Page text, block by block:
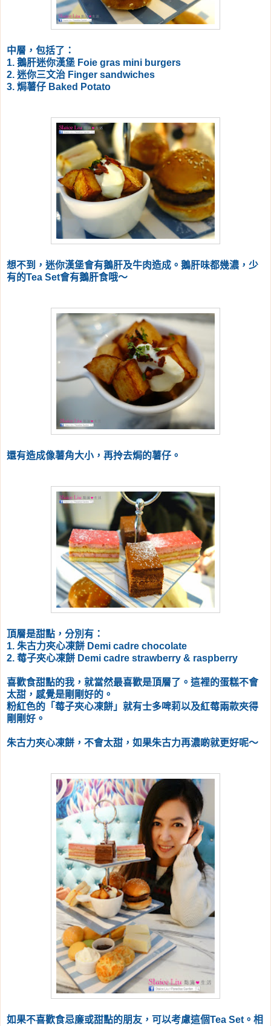
中層，包括了：
1. 鵝肝迷你漢堡 Foie gras mini burgers
2. 迷你三文治 Finger sandwiches
3. 焗薯仔 Baked Potato
想不到，迷你漢堡會有鵝肝及牛肉造成。鵝肝味都幾濃，少
有的Tea Set會有鵝肝食哦～
還有造成像薯角大小，再拎去焗的薯仔。
頂層是甜點，分別有：
1. 朱古力夾心凍餅 Demi cadre chocolate
2. 莓子夾心凍餅 Demi cadre strawberry & raspberry
喜歡食甜點的我，就當然最喜歡是頂層了。 這裡的蛋糕不會
太甜，感覺是剛剛好的。
粉紅色的「莓子夾心凍餅」就有士多啤莉以及紅莓兩款夾得
剛剛好。
朱古力夾心凍餅，不會太甜，如果朱古力再濃啲就更好呢～
如果不喜歡食忌廉或甜點的朋友，可以考慮這個Tea Set。相